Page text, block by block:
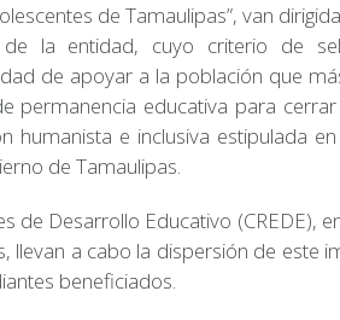
de Tamaulipas”, van
la entidad, cuyo criterio de
de apoyar a la población que
permanencia educativa para
humanista e inclusiva estipulada
de Tamaulipas.
de Desarrollo Educativo (CREDE),
llevan a cabo la dispersión de este
beneficiados.